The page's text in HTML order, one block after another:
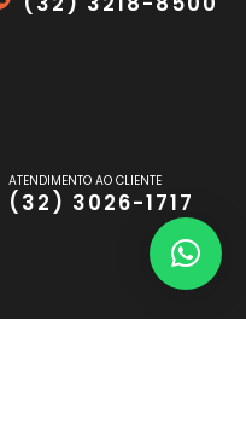
ATENDIMENTO AO CLIENTE
(32) 3026-1717